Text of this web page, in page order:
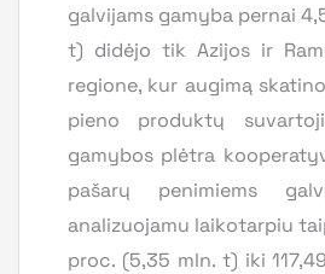
galvijams gamyba pernai
t) didėjo tik Azijos ir
regione, kur augimą
pieno produktų
gamybos plėtra
pašarų penimiems
analizuojamu laikotarpiu
proc. (5,35 mln. t) iki